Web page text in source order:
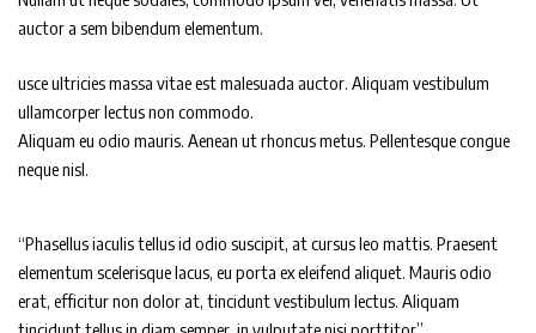
auctor a sem bibendum elementum.
usce ultricies massa vitae est malesuada auctor. Aliquam vestibulum
ullamcorper lectus non commodo.
Aliquam eu odio mauris. Aenean ut rhoncus metus. Pellentesque congue
neque nisl.
“Phasellus iaculis tellus id odio suscipit, at cursus leo mattis. Praesent
elementum scelerisque lacus, eu porta ex eleifend aliquet. Mauris odio
erat, efficitur non dolor at, tincidunt vestibulum lectus. Aliquam